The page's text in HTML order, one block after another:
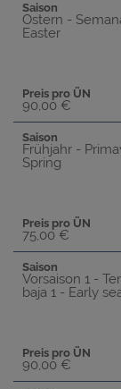
Saison
Ostern -
Easter
Preis pro ÜN
90,00 €
Saison
Frühjahr -
Spring
Preis pro ÜN
75,00 €
Saison
Vorsaison 1 -
baja 1 - Early
Preis pro ÜN
90,00 €